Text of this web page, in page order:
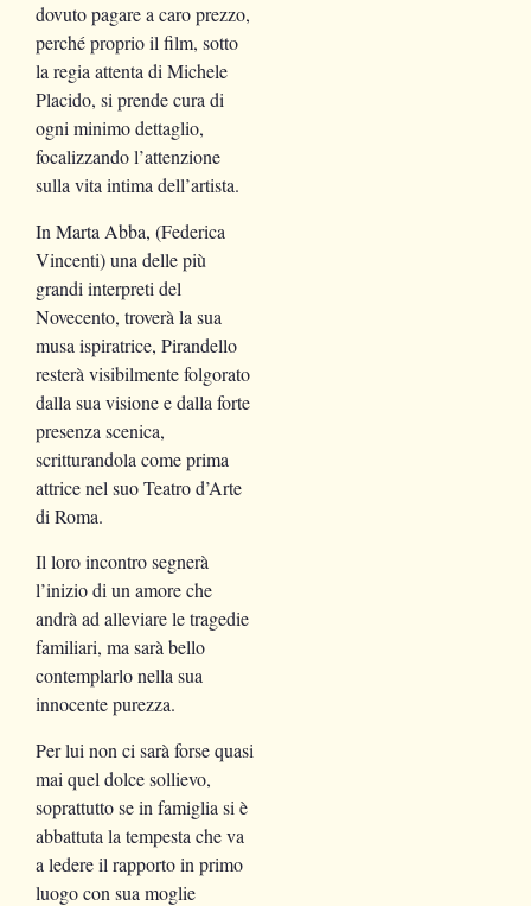
dovuto pagare a caro prezzo,
perché proprio il film, sotto
la regia attenta di Michele
Placido, si prende cura di
ogni minimo dettaglio,
focalizzando l’attenzione
sulla vita intima dell’artista.
In Marta Abba, (Federica
Vincenti) una delle più
grandi interpreti del
Novecento, troverà la sua
musa ispiratrice, Pirandello
resterà visibilmente folgorato
dalla sua visione e dalla forte
presenza scenica,
scritturandola come prima
attrice nel suo Teatro d’Arte
di Roma.
Il loro incontro segnerà
l’inizio di un amore che
andrà ad alleviare le tragedie
familiari, ma sarà bello
contemplarlo nella sua
innocente purezza.
Per lui non ci sarà forse quasi
mai quel dolce sollievo,
soprattutto se in famiglia si è
abbattuta la tempesta che va
a ledere il rapporto in primo
luogo con sua moglie